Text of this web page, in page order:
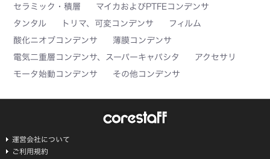
セラミック・積層
マイカおよびPTFEコンデンサ
タンタル
トリマ、可変コンデンサ
フィルム
酸化ニオブコンデンサ
薄膜コンデンサ
電気二重層コンデンサ、スーパーキャパシタ
アクセサリ
モータ始動コンデンサ
その他コンデンサ
運営会社について
ご利用規約